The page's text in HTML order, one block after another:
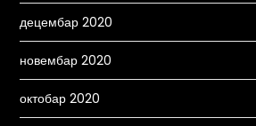
децембар 2020
новембар 2020
октобар 2020